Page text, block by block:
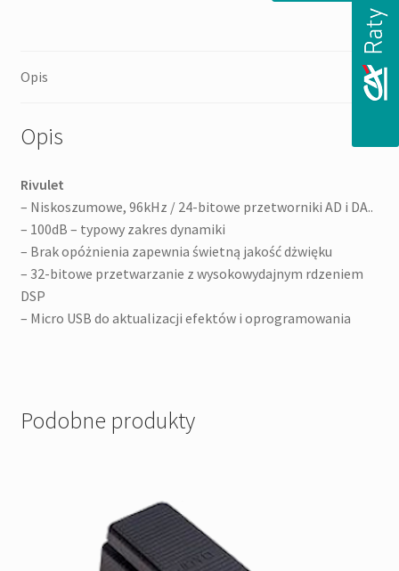
Opis
Opis
Rivulet
– Niskoszumowe, 96kHz / 24-bitowe przetworniki AD i DA..
– 100dB – typowy zakres dynamiki
– Brak opóżnienia zapewnia świetną jakość dżwięku
– 32-bitowe przetwarzanie z wysokowydajnym rdzeniem
DSP
– Micro USB do aktualizacji efektów i oprogramowania
Podobne produkty